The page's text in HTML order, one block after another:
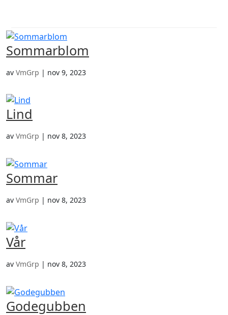
Sommarblom
av VmGrp | nov 9, 2023
Lind
av VmGrp | nov 8, 2023
Sommar
av VmGrp | nov 8, 2023
Vår
av VmGrp | nov 8, 2023
Godegubben